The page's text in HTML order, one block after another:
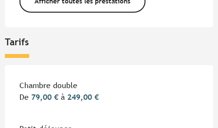
Tarifs
Tarifs 2026
Chambre double
De 79,00 € à 249,00 €